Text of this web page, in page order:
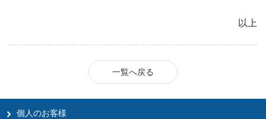
以上
一覧へ戻る
個人のお客様